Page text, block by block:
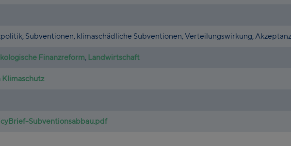
Subventionen, klimaschädliche Subventionen, Verteilungswirkung,
Finanzreform Landwirtschaft
Subventionsabbau.pdf